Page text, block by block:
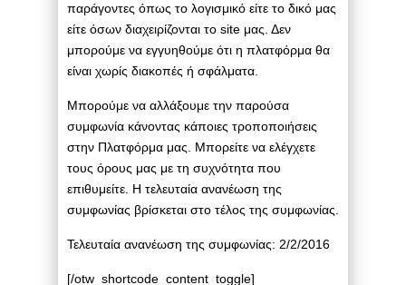
παράγοντες όπως το λογισμικό είτε το δικό μας
είτε όσων διαχειρίζονται το site μας. Δεν
μπορούμε να εγγυηθούμε ότι η πλατφόρμα θα
είναι χωρίς διακοπές ή σφάλματα.
Μπορούμε να αλλάξουμε την παρούσα
συμφωνία κάνοντας κάποιες τροποποιήσεις
στην Πλατφόρμα μας. Μπορείτε να ελέγχετε
τους όρους μας με τη συχνότητα που
επιθυμείτε. Η τελευταία ανανέωση της
συμφωνίας βρίσκεται στο τέλος της συμφωνίας.
Τελευταία ανανέωση της συμφωνίας: 2/2/2016
[/otw_shortcode_content_toggle]